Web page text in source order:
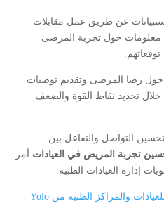
عن طريق عمل مقابلات
حول تجربة المرضى
حول رضا المرضى وتقديم توصيات
تحديد نقاط القوة والضعف
التواصل والتفاعل بين
تجربة المريض في العيادات
أمر
إدارة العيادات الطبية.
برنامج حساب المريض للعيادات والمراكز الطبية من Yolo